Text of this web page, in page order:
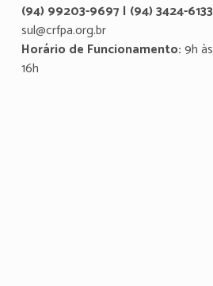
(94) 99203-9697 | (94) 3424-6133
sul@crfpa.org.br
Horário de Funcionamento:9h às
16h